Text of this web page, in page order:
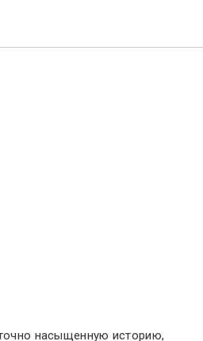
насыщенную историю,